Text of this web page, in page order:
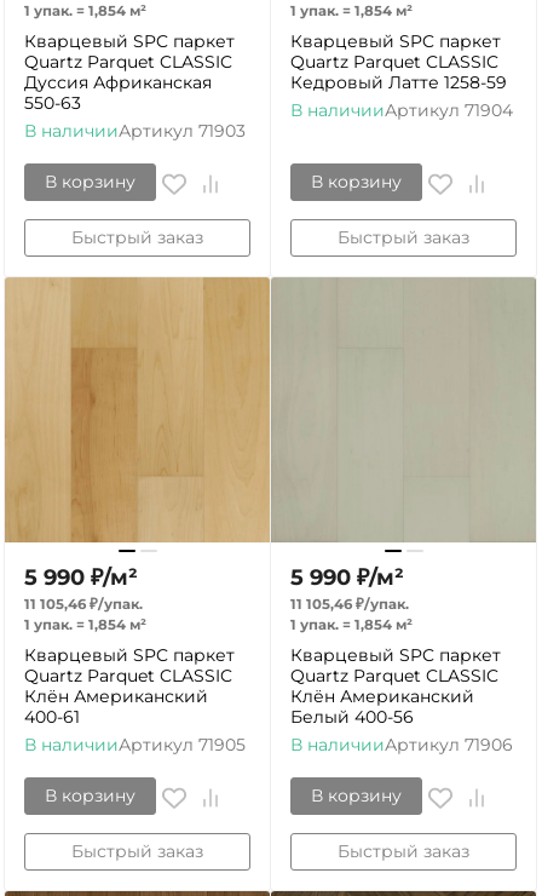
1 упак. = 1,854 м²
Кварцевый SPC паркет
Quartz Parquet CLASSIC
Дуссия Африканская
550-63
В наличииАртикул 71903
В корзину
Быстрый заказ
1 упак. = 1,854 м²
Кварцевый SPC паркет
Quartz Parquet CLASSIC
Кедровый Латте 1258-59
В наличииАртикул 71904
В корзину
Быстрый заказ
5 990 ₽/м²
11 105,46 ₽/упак.
1 упак. = 1,854 м²
Кварцевый SPC паркет
Quartz Parquet CLASSIC
Клён Американский
400-61
В наличииАртикул 71905
В корзину
Быстрый заказ
5 990 ₽/м²
11 105,46 ₽/упак.
1 упак. = 1,854 м²
Кварцевый SPC паркет
Quartz Parquet CLASSIC
Клён Американский
Белый 400-56
В наличииАртикул 71906
В корзину
Быстрый заказ